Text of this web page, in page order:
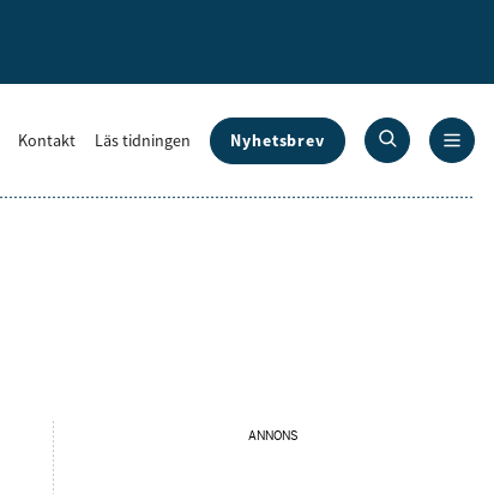
Kontakt Läs tidningen Nyhetsbrev
ANNONS